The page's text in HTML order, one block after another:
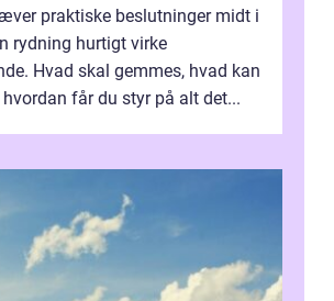
praktiske beslutninger midt i
rydning hurtigt virke
Hvad skal gemmes, hvad kan
får du styr på alt det...